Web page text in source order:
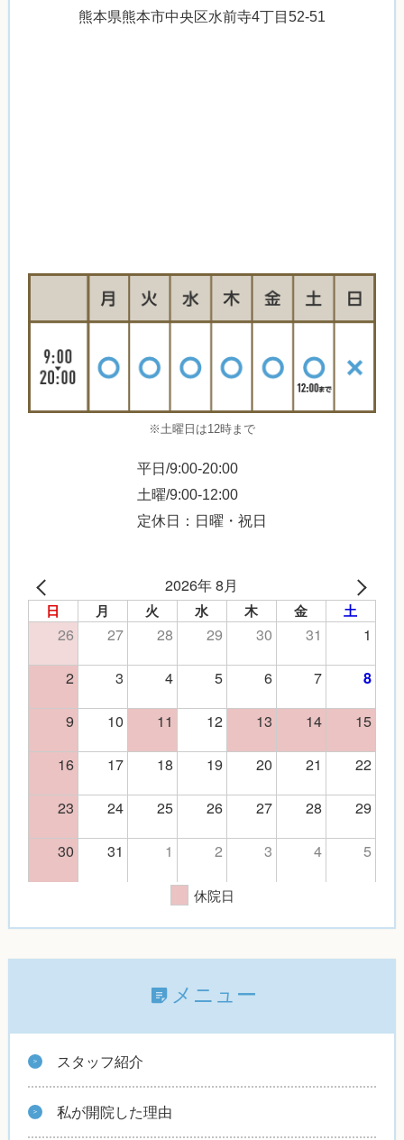
熊本県熊本市中央区水前寺4丁目52-51
※土曜日は12時まで
平日/9:00-20:00
土曜/9:00-12:00
定休日：日曜・祝日
2026年 8月
日 月 火 水 木 金 土
26 27 28 29 30 31
1
2
3 4 5 6 7 8
9 10 11 12 13 14
15
16
17 18 19 20 21
22
23
24 25 26 27 28
29
30
31 1 2 3 4 5
休院日
メニュー
スタッフ紹介
私が開院した理由